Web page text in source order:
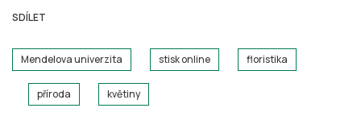
SDÍLET
Mendelova univerzita stisk online floristika
příroda květiny